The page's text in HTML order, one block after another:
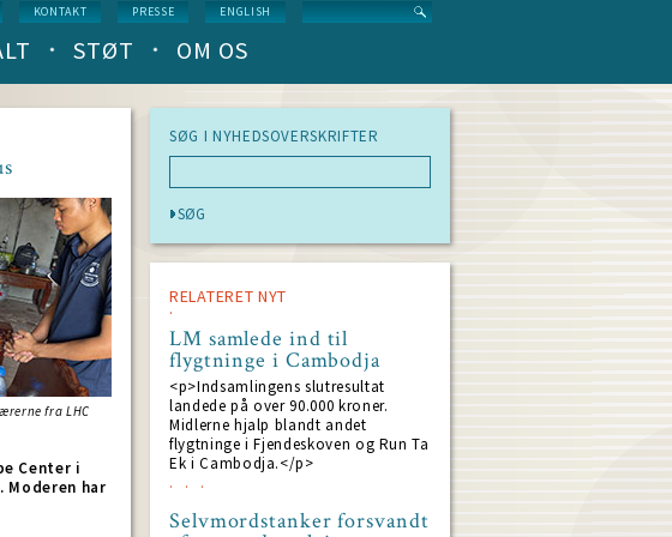
KONTAKT PRESSE ENGLISH
STØT OM OS
fra LHC
Center i
Moderen har
SØG I NYHEDSOVERSKRIFTER
RELATERET NYT
LM samlede ind til
flygtninge i Cambodja
<p>Indsamlingens slutresultat
landede på over 90.000 kroner.
Midlerne hjalp blandt andet
flygtninge i Fjendeskoven og Run Ta
Ek i Cambodja.</p>
Selvmordstanker forsvandt